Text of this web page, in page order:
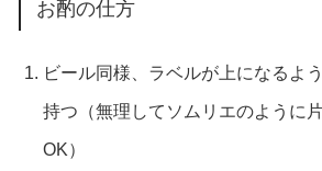
お酌の仕方
ビール同様、ラベルが上になるよ
持つ（無理してソムリエのように
OK）